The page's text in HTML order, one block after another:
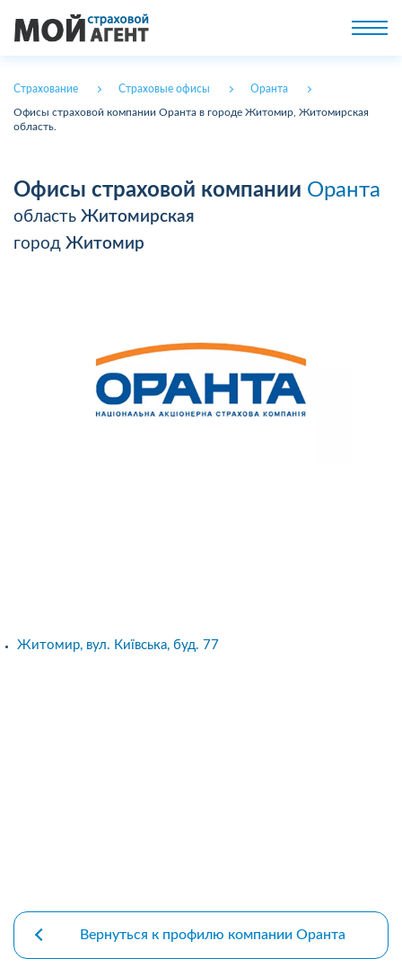
Страхование Страховые офисы Оранта
Офисы страховой компании Оранта в городе Житомир, Житомирская
область.
Офисы страховой компании Оранта
область Житомирская
город Житомир
Житомир, вул. Київська, буд. 77
Вернуться к профилю компании Оранта